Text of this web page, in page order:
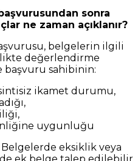
sonra
ne zaman açıklanır?
belgelerin ilgili
değerlendirme
başvuru sahibinin:
ikamet durumu,
uygunluğu
eksiklik veya